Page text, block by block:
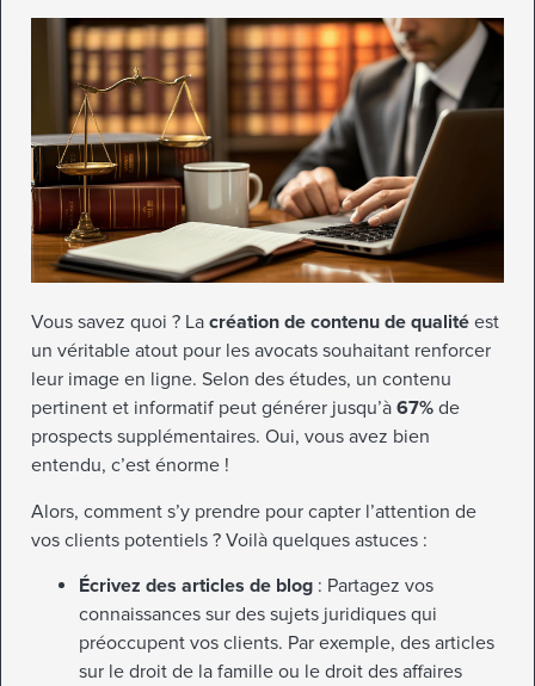
Vous savez quoi ? La création de contenu de qualité est
un véritable atout pour les avocats souhaitant renforcer
leur image en ligne. Selon des études, un contenu
pertinent et informatif peut générer jusqu’à 67% de
prospects supplémentaires. Oui, vous avez bien
entendu, c’est énorme !
Alors, comment s’y prendre pour capter l’attention de
vos clients potentiels ? Voilà quelques astuces :
Écrivez des articles de blog : Partagez vos
connaissances sur des sujets juridiques qui
préoccupent vos clients. Par exemple, des articles
sur le droit de la famille ou le droit des affaires